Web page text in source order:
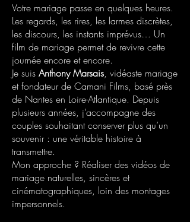
Votre mariage passe en quelques heures.
Les regards, les rires, les larmes discrètes,
les discours, les instants imprévus… Un
film de mariage permet de revivre cette
journée encore et encore.
Je suis Anthony Marsais, vidéaste mariage
et fondateur de Camani Films, basé près
de Nantes en Loire-Atlantique. Depuis
plusieurs années, j’accompagne des
couples souhaitant conserver plus qu’un
souvenir : une véritable histoire à
transmettre.
Mon approche ? Réaliser des vidéos de
mariage naturelles, sincères et
cinématographiques, loin des montages
impersonnels.